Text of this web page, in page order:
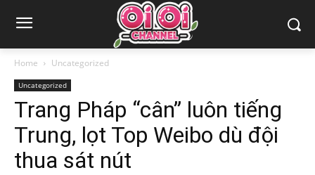
Home Uncategorized
Uncategorized
Trang Pháp “cân” luôn tiếng
Trung, lọt Top Weibo dù đội
thua sát nút